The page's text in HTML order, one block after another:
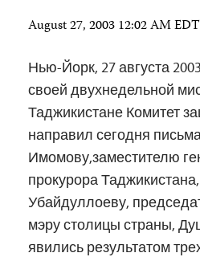
August 27, 2003 12:02 AM EDT
Нью-Йорк, 27 августа
своей двухнедельной
Таджикистане Комитет
направил сегодня
Имомову,заместителю
прокурора
Убайдуллоеву,
мэру столицы страны,
явились результатом